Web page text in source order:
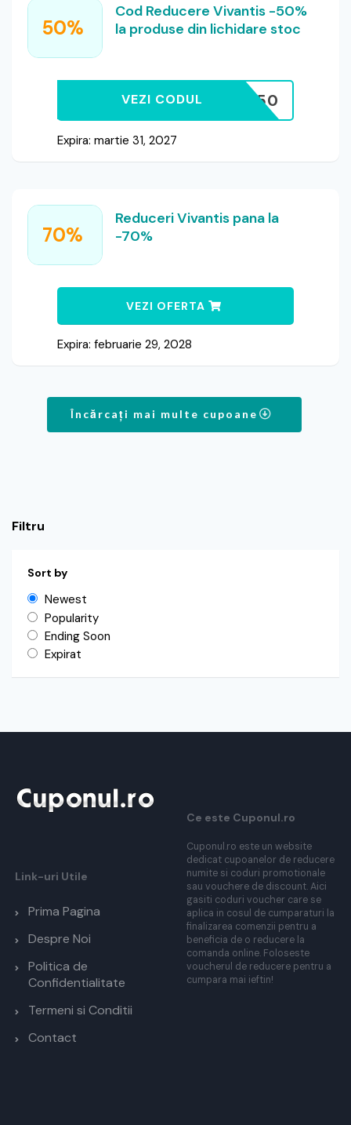
50%
Cod Reducere Vivantis -50%
la produse din lichidare stoc
STOCK50
VEZI CODUL
Expira: martie 31, 2027
70%
Reduceri Vivantis pana la
-70%
VEZI OFERTA
Expira: februarie 29, 2028
Încărcați mai multe cupoane
Filtru
Sort by
Newest
Popularity
Ending Soon
Expirat
Link-uri Utile
Prima Pagina
Despre Noi
Politica de
Confidentialitate
Termeni si Conditii
Contact
Ce este Cuponul.ro
Cuponul.ro este un website
dedicat cupoanelor de reducere
numite si coduri promotionale
sau vouchere de discount. Aici
gasiti coduri voucher care se
aplica in cosul de cumparaturi la
finalizarea comenzii pentru a
beneficia de o reducere la
comanda online. Foloseste
voucherul de reducere pentru a
cumpara mai ieftin!